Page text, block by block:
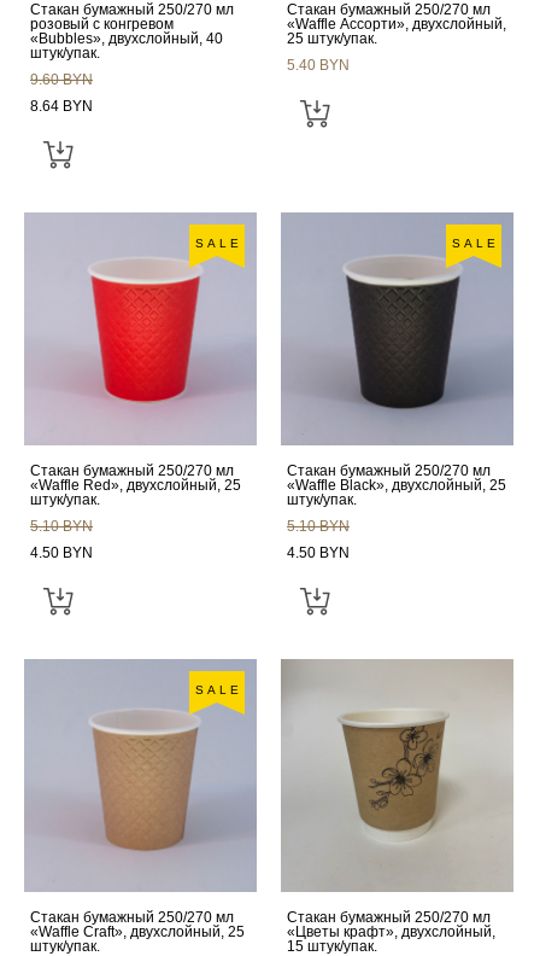
Стакан бумажный 250/270 мл
розовый с конгревом
«Bubbles», двухслойный, 40
штук/упак.
9.60 BYN
8.64 BYN
Стакан бумажный 250/270 мл
«Waffle Ассорти», двухслойный,
25 штук/упак.
5.40 BYN
SALE
Стакан бумажный 250/270 мл
«Waffle Red», двухслойный, 25
штук/упак.
5.10 BYN
4.50 BYN
SALE
Стакан бумажный 250/270 мл
«Waffle Black», двухслойный, 25
штук/упак.
5.10 BYN
4.50 BYN
SALE
Стакан бумажный 250/270 мл
«Waffle Craft», двухслойный, 25
штук/упак.
Стакан бумажный 250/270 мл
«Цветы крафт», двухслойный,
15 штук/упак.